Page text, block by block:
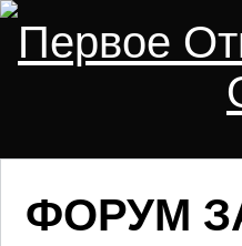
Первое
ФОРУМ